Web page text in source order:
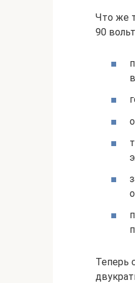
Что же
90
Теперь